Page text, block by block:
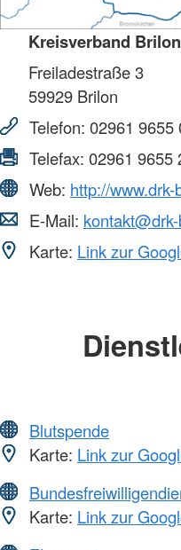
Kreisverband
Freiladestraße 3
59929 Brilon
Telefon: 02961 9655
Telefax: 02961 9655
Web: http://www.drk-
E-Mail:
Karte: Link zur
Blutspende
Karte: Link zur
Karte: Link zur